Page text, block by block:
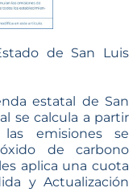
de San Luis
estatal de San
se calcula a partir
emisiones se
de carbono
aplica una cuota
y Actualización